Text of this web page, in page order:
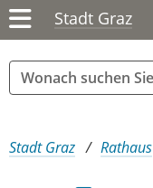
Stadt Graz
Sie sind hier:
Stadt Graz Rathaus